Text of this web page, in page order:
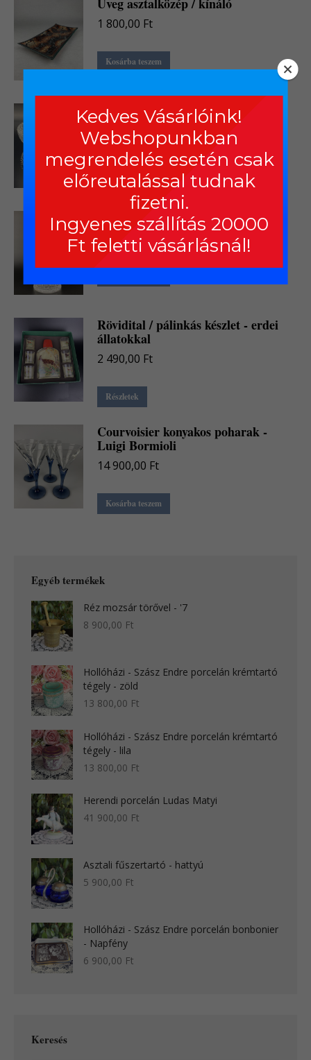
Kedves Vásárlóink!
Webshopunkban
megrendelés esetén csak
előreutalással tudnak
fizetni.
Ingyenes szállítás 20000
Ft feletti vásárlásnál!
1 800,00 Ft
Kosárba teszem
Kristály tálka
900,00Ft
Részletek
Ólomkristály váza
7 900,00
Rövidital / pálinkás készlet - erdei
állatokkal
2 490,00 Ft
Részletek
Courvoisier konyakos poharak -
Luigi Bormioli
14 900,00 Ft
Kosárba teszem
Egyéb termékek
Réz mozsár törővel - '7
8 900,00 Ft
Hollóházi - Szász Endre porcelán krémtartó
tégely - zöld
13 800,00 Ft
Hollóházi - Szász Endre porcelán krémtartó
tégely - lila
13 800,00 Ft
Herendi porcelán Ludas Matyi
41 900,00 Ft
Asztali fűszertartó - hattyú
5 900,00 Ft
Hollóházi - Szász Endre porcelán bonbonier
- Napfény
6 900,00 Ft
Keresés